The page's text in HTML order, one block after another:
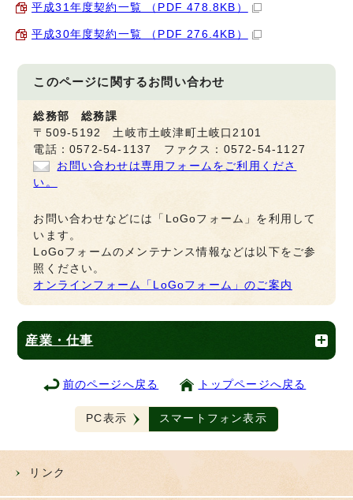
平成31年度契約一覧 （PDF 478.8KB）
平成30年度契約一覧 （PDF 276.4KB）
このページに関するお問い合わせ
総務部 総務課
〒509-5192 土岐市土岐津町土岐口2101
電話：0572-54-1137 ファクス：0572-54-1127
お問い合わせは専用フォームをご利用くださ
い。
お問い合わせなどには「LoGoフォーム」を利用して
います。
LoGoフォームのメンテナンス情報などは以下をご参
照ください。
オンラインフォーム「LoGoフォーム」のご案内
産業・仕事
前のページへ戻る トップページへ戻る
PC表示 スマートフォン表示
リンク